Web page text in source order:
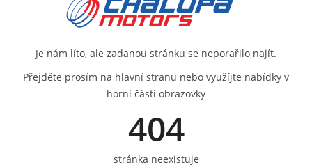
Je nám líto, ale zadanou stránku se neporařilo najít.
Přejděte prosím na hlavní stranu nebo využíjte nabídky v
horní části obrazovky
404
stránka neexistuje